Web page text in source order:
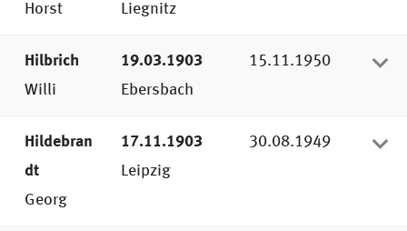
Horst
Liegnitz
Hilbrich
Willi
19.03.1903
Ebersbach
15.11.1950
Hildebran
dt
Georg
17.11.1903
Leipzig
30.08.1949